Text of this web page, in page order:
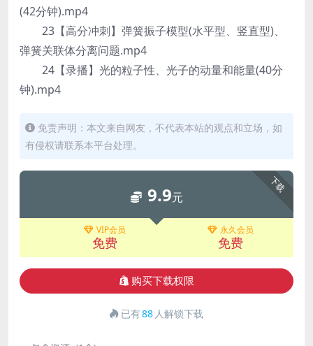
(42分钟).mp4
23【高分冲刺】弹簧振子模型(水平型、竖直型)、
弹簧关联体分离问题.mp4
24【录播】光的粒子性、光子的动量和能量(40分
钟).mp4
免责声明：本文来自网友，不代表本站的观点和立场，如
有侵权请联系本平台处理。
下载
9.9元
VIP会员
免费
永久会员
免费
购买下载权限
已有88 人解锁下载